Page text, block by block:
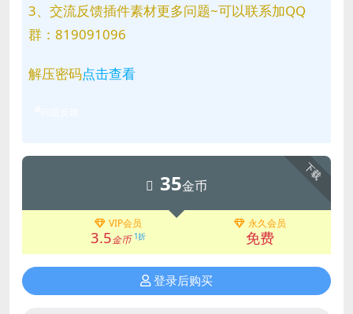
3、交流反馈插件素材更多问题~可以联系加QQ
群：819091096
解压密码点击查看
下载
35金币
VIP会员
3.5金币 1折
永久会员
免费
登录后购买